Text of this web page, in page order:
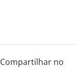
Compartilhar no